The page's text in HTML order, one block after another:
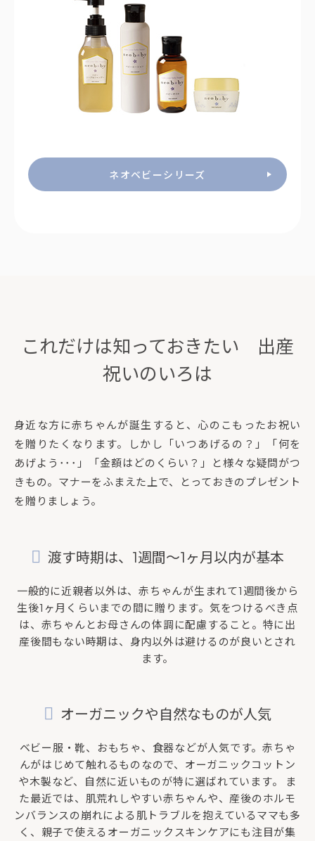
ネオベビーシリーズ
これだけは知っておきたい 出産
祝いのいろは
身近な方に赤ちゃんが誕生すると、心のこもったお祝い
を贈りたくなります。しかし「いつあげるの？」「何を
あげよう･･･」「金額はどのくらい？」と様々な疑問がつ
きもの。マナーをふまえた上で、とっておきのプレゼント
を贈りましょう。
渡す時期は、1週間～1ヶ月以内が基本
一般的に近親者以外は、赤ちゃんが生まれて1週間後から
生後1ヶ月くらいまでの間に贈ります。気をつけるべき点
は、赤ちゃんとお母さんの体調に配慮すること。特に出
産後間もない時期は、身内以外は避けるのが良いとされ
ます。
オーガニックや自然なものが人気
ベビー服・靴、おもちゃ、食器などが人気です。赤ちゃ
んがはじめて触れるものなので、オーガニックコットン
や木製など、自然に近いものが特に選ばれています。 ま
た最近では、肌荒れしやすい赤ちゃんや、産後のホルモ
ンバランスの崩れによる肌トラブルを抱えているママも多
く、親子で使えるオーガニックスキンケアにも注目が集